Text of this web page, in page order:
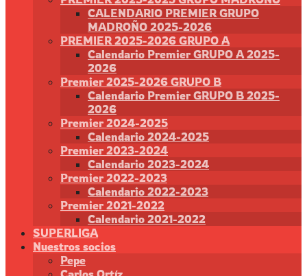
CALENDARIO PREMIER GRUPO
MADROÑO 2025-2026
PREMIER 2025-2026 GRUPO A
Calendario Premier GRUPO A 2025-
2026
Premier 2025-2026 GRUPO B
Calendario Premier GRUPO B 2025-
2026
Premier 2024-2025
Calendario 2024-2025
Premier 2023-2024
Calendario 2023-2024
Premier 2022-2023
Calendario 2022-2023
Premier 2021-2022
Calendario 2021-2022
SUPERLIGA
Nuestros socios
Pepe